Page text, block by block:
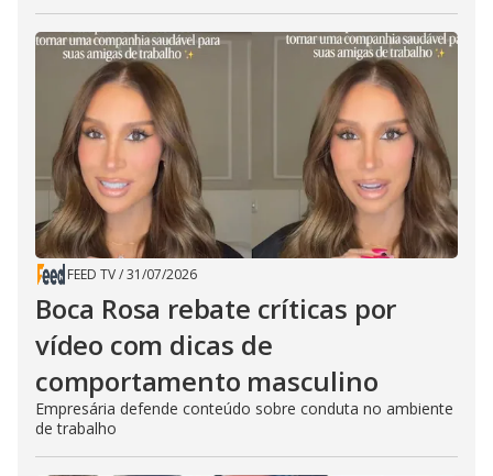
FEED TV/31/07/2026
Boca Rosa rebate críticas por
vídeo com dicas de
comportamento masculino
Empresária defende conteúdo sobre conduta no ambiente
de trabalho